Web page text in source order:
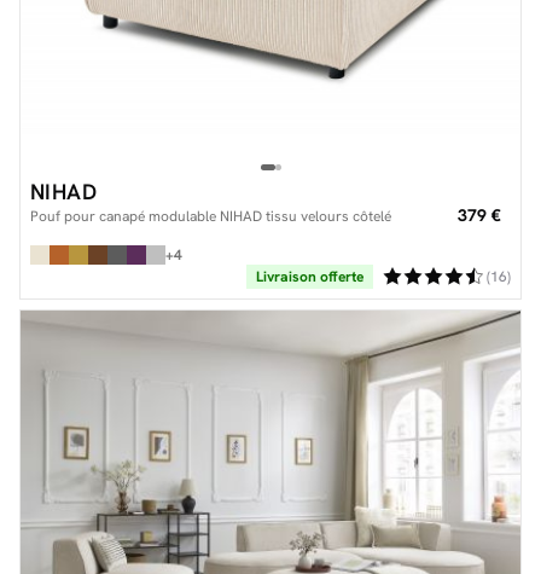
NIHAD
Pouf pour canapé modulable NIHAD tissu velours côtelé 379 €
+4
(16)
Livraison offerte